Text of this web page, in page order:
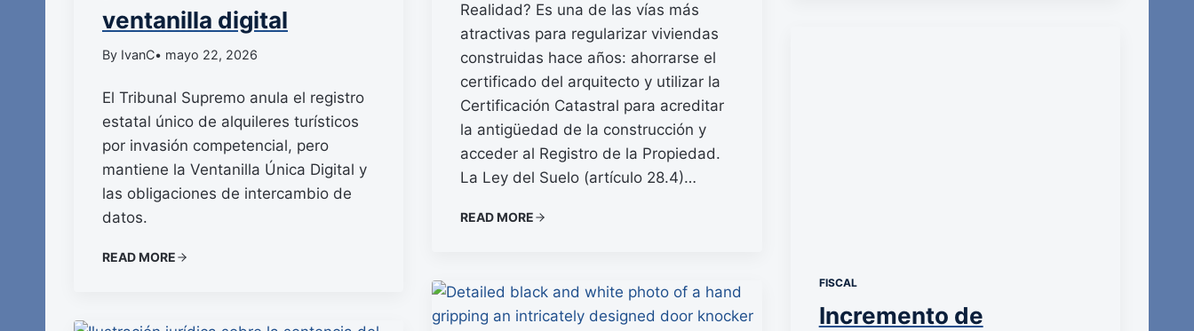
ventanilla digital
By IvanC• mayo 22, 2026
El Tribunal Supremo anula el registro
estatal único de alquileres turísticos
por invasión competencial, pero
mantiene la Ventanilla Única Digital y
las obligaciones de intercambio de
datos.
READ MORE
Realidad? Es una de las vías más
atractivas para regularizar viviendas
construidas hace años: ahorrarse el
certificado del arquitecto y utilizar la
Certificación Catastral para acreditar
la antigüedad de la construcción y
acceder al Registro de la Propiedad.
La Ley del Suelo (artículo 28.4)…
READ MORE
FISCAL
Incremento de